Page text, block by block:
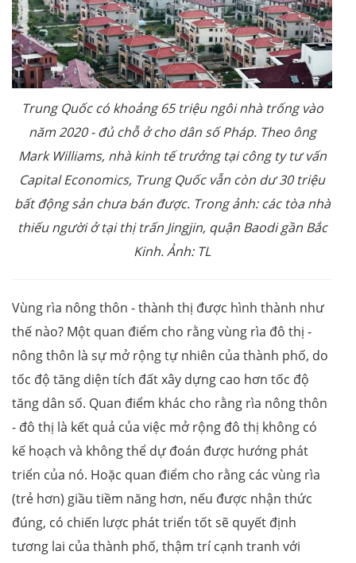
Trung Quốc có khoảng 65 triệu ngôi nhà trống vào
năm 2020 - đủ chỗ ở cho dân số Pháp. Theo ông
Mark Williams, nhà kinh tế trưởng tại công ty tư vấn
Capital Economics, Trung Quốc vẫn còn dư 30 triệu
bất động sản chưa bán được. Trong ảnh: các tòa nhà
thiếu người ở tại thị trấn Jingjin, quận Baodi gần Bắc
Kinh. Ảnh: TL
Vùng rìa nông thôn - thành thị được hình thành như
thế nào? Một quan điểm cho rằng vùng rìa đô thị -
nông thôn là sự mở rộng tự nhiên của thành phố, do
tốc độ tăng diện tích đất xây dựng cao hơn tốc độ
tăng dân số. Quan điểm khác cho rằng rìa nông thôn
- đô thị là kết quả của việc mở rộng đô thị không có
kế hoạch và không thể dự đoán được hướng phát
triển của nó. Hoặc quan điểm cho rằng các vùng rìa
(trẻ hơn) giầu tiềm năng hơn, nếu được nhận thức
đúng, có chiến lược phát triển tốt sẽ quyết định
tương lai của thành phố, thậm trí cạnh tranh với